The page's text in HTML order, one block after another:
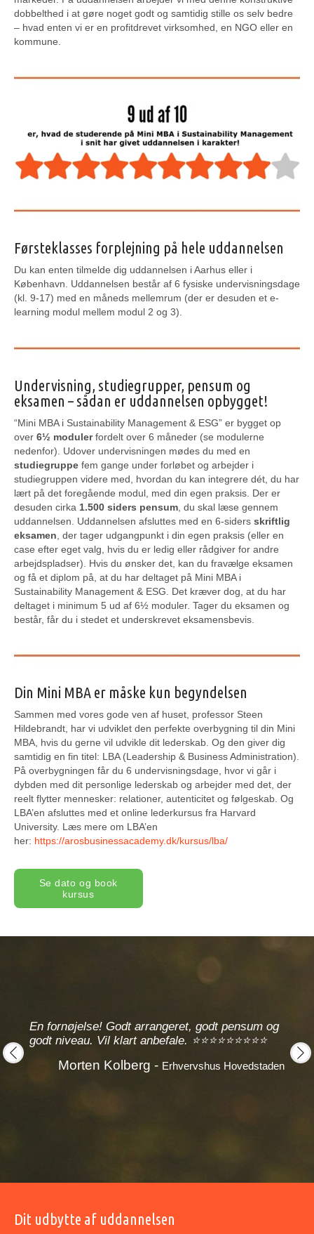
dobbelthed i at gøre noget godt og samtidig stille os selv bedre
– hvad enten vi er en profitdrevet virksomhed, en NGO eller en
kommune.
Førsteklasses forplejning på hele uddannelsen
Du kan enten tilmelde dig uddannelsen i Aarhus eller i
København. Uddannelsen består af 6 fysiske undervisningsdage
(kl. 9-17) med en måneds mellemrum (der er desuden et e-
learning modul mellem modul 2 og 3).
Undervisning, studiegrupper, pensum og
eksamen – sådan er uddannelsen opbygget!
“Mini MBA i Sustainability Management & ESG” er bygget op
over 6½ modulerfordelt over 6 måneder (se modulerne
nedenfor). Udover undervisningen mødes du med en
studiegruppe fem gange under forløbet og arbejder i
studiegruppen videre med, hvordan du kan integrere dét, du har
lært på det foregående modul, med din egen praksis. Der er
desuden cirka 1.500 siders pensum , du skal læse gennem
uddannelsen. Uddannelsen afsluttes med en 6-siders skriftlig
eksamen , der tager udgangpunkt i din egen praksis (eller en
case efter eget valg, hvis du er ledig eller rådgiver for andre
arbejdspladser). Hvis du ønsker det, kan du fravælge eksamen
og få et diplom på, at du har deltaget på Mini MBA i
Sustainability Management & ESG. Det kræver dog, at du har
deltaget i minimum 5 ud af 6½ moduler. Tager du eksamen og
består, får du i stedet et underskrevet eksamensbevis.
Din Mini MBA er måske kun begyndelsen
Sammen med vores gode ven af huset, professor Steen
Hildebrandt, har vi udviklet den perfekte overbygning til din Mini
MBA, hvis du gerne vil udvikle dit lederskab. Og den giver dig
samtidig en fin titel: LBA (Leadership & Business Administration).
På overbygningen får du 6 undervisningsdage, hvor vi går i
dybden med dit personlige lederskab og arbejder med det, der
reelt flytter mennesker: relationer, autenticitet og følgeskab. Og
LBA’en afsluttes med et online lederkursus fra Harvard
University. Læs mere om LBA’en
her: https://arosbusinessacademy.dk/kursus/lba/
Se dato og book
kursus
En fornøjelse! Godt arrangeret, godt pensum og
godt niveau. Vil klart anbefale. ⭐⭐⭐⭐⭐⭐⭐⭐⭐
Morten Kolberg - Erhvervshus Hovedstaden
Dit udbytte af uddannelsen